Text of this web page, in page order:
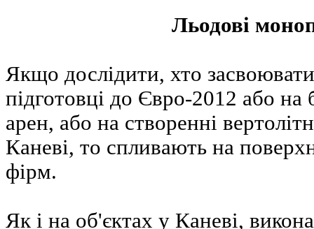
Льодові
Якщо дослідити, хто
підготовці до Євро-2012 або на
арен, або на створенні
Каневі, то спливають на
фірм.
Як і на об'єктах у Каневі,